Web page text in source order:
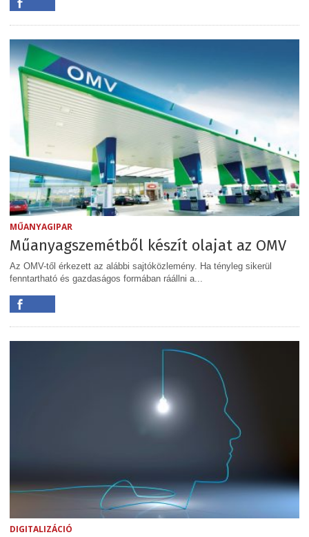
MŰANYAGIPAR
Műanyagszemétből készít olajat az OMV
Az OMV-től érkezett az alábbi sajtóközlemény. Ha tényleg sikerül
fenntartható és gazdaságos formában ráállni a...
DIGITALIZÁCIÓ